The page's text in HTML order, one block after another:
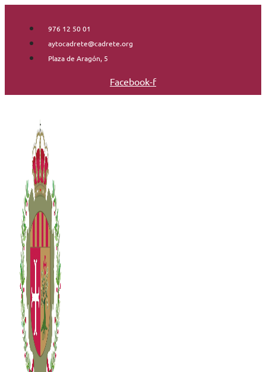
contenido
976 12 50 01
aytocadrete@cadrete.org
Plaza de Aragón, 5
Facebook-f